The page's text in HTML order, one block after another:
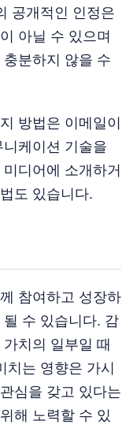
공개적인 인정은
아닐 수 있으며
분하지 않을 수
방법은 이메일이
케이션 기술을
디어에 소개하거
도 있습니다.
참여하고 성장하
수 있습니다. 감
치의 일부일 때
는 영향은 가시
심을 갖고 있다는
해 노력할 수 있